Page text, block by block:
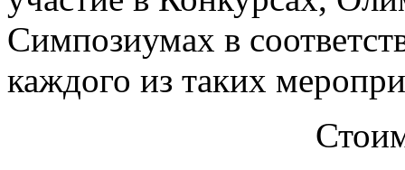
Симпозиумах в
каждого из таких